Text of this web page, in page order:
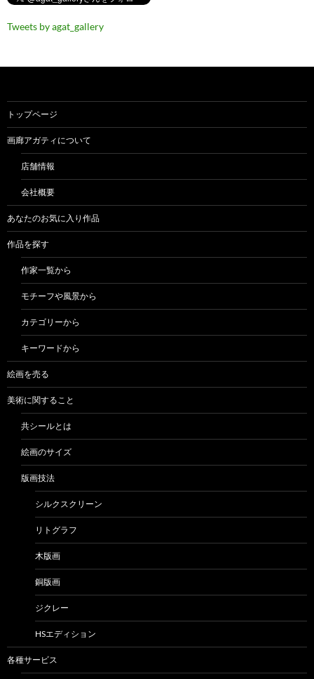
Tweets by agat_gallery
トップページ
画廊アガティについて
店舗情報
会社概要
あなたのお気に入り作品
作品を探す
作家一覧から
モチーフや風景から
カテゴリーから
キーワードから
絵画を売る
美術に関すること
共シールとは
絵画のサイズ
版画技法
シルクスクリーン
リトグラフ
木版画
銅版画
ジクレー
HSエディション
各種サービス